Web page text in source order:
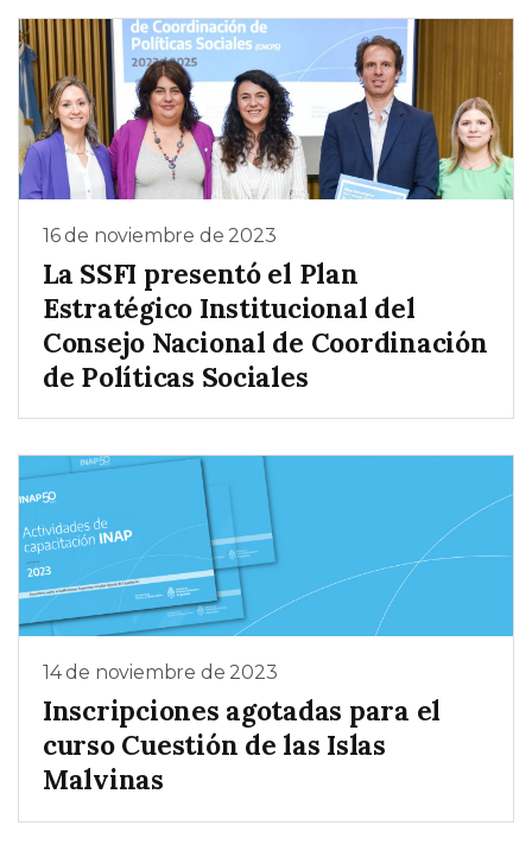
16 de noviembre de 2023
La SSFI presentó el Plan
Estratégico Institucional del
Consejo Nacional de Coordinación
de Políticas Sociales
14 de noviembre de 2023
Inscripciones agotadas para el
curso Cuestión de las Islas
Malvinas